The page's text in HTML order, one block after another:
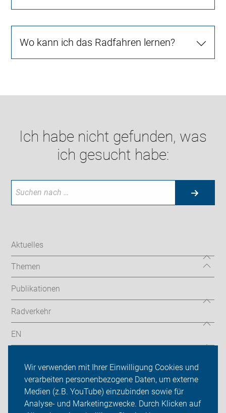
Wir verwenden mit Ihrer Einwilligung Cookies und
verarbeiten personenbezogene Daten, um externe
Medien (z.B. YouTube) einzubinden sowie für
Analyse- und Marketingzwecke. Durch Klicken auf
Wo kann ich das Radfahren lernen?
Ich habe nicht gefunden, was
ich gesucht habe:
Aktuelles
Themen
Publikationen
Radverkehr
EN
ADFC Köln
Sei dabei